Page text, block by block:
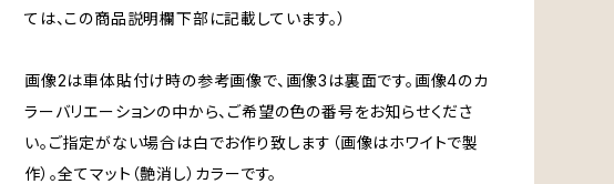
ては、この商品説明欄下部に記載しています。）
画像2は車体貼付け時の参考画像で、画像3は裏面です。画像4のカ
ラーバリエーションの中から、ご希望の色の番号をお知らせくださ
い。ご指定がない場合は白でお作り致します（画像はホワイトで製
作）。全てマット（艶消し）カラーです。